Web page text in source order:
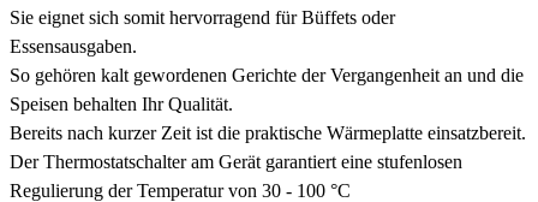
Sie eignet sich somit hervorragend für Büffets oder
Essensausgaben.
So gehören kalt gewordenen Gerichte der Vergangenheit an und die
Speisen behalten Ihr Qualität.
Bereits nach kurzer Zeit ist die praktische Wärmeplatte einsatzbereit.
Der Thermostatschalter am Gerät garantiert eine stufenlosen
Regulierung der Temperatur von 30 - 100 °C